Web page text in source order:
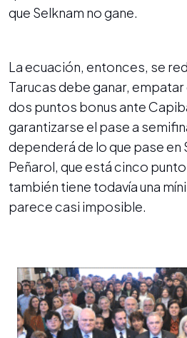
que Selknam no gane.
La ecuación, entonces, se
Tarucas debe ganar,
dos puntos bonus ante
garantizarse el pase a
dependerá de lo que pase en
Peñarol, que está cinco
también tiene todavía una
parece casi imposible.